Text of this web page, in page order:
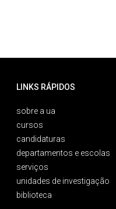
LINKS RÁPIDOS
sobre a ua
cursos
candidaturas
departamentos e escolas
serviços
unidades de investigação
biblioteca